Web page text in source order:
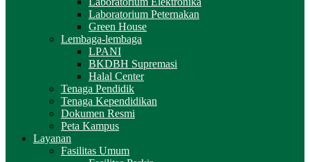
Laboratorium Peternakan
Green House
Lembaga-lembaga
LPANI
BKDBH Supremasi
Halal Center
Tenaga Pendidik
Tenaga Kependidikan
Dokumen Resmi
Peta Kampus
Layanan
Fasilitas Umum